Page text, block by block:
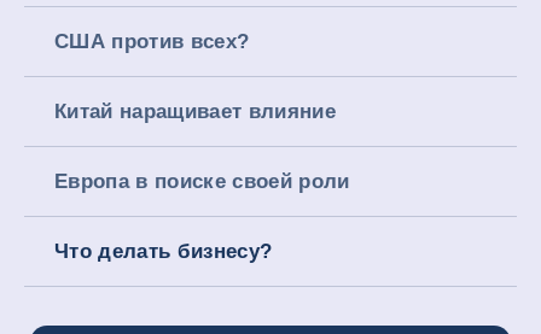
США против всех?
Китай наращивает влияние
Европа в поиске своей роли
Что делать бизнесу?